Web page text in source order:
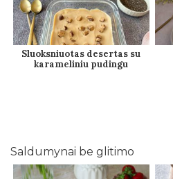
Sluoksniuotas desertas su
karameliniu pudingu
Saldumynai be glitimo